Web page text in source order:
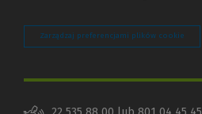
Zarządzaj preferencjami plików cookie